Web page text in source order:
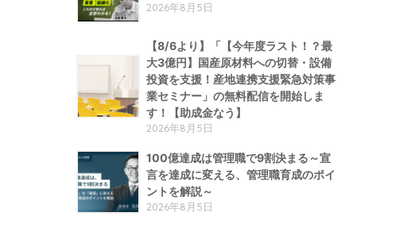
2026年8月5日
【8/6より】「【今年度ラスト！？最
大3億円】国産原材料への切替・設備
投資を支援！産地連携支援緊急対策事
業セミナー」の無料配信を開始しま
す！【助成金なう】
2026年8月5日
100億達成は管理職で9割決まる～宣
言を達成に変える、管理職育成のポイ
ントを解説～
2026年8月5日